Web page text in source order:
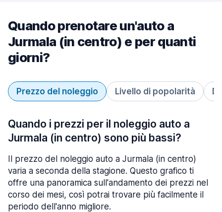
Quando prenotare un'auto a
Jurmala (in centro) e per quanti
giorni?
Prezzo del noleggio Livello di popolarità
Quando i prezzi per il noleggio auto a
Jurmala (in centro) sono più bassi?
Il prezzo del noleggio auto a Jurmala (in centro)
varia a seconda della stagione. Questo grafico ti
offre una panoramica sull'andamento dei prezzi nel
corso dei mesi, così potrai trovare più facilmente il
periodo dell'anno migliore.